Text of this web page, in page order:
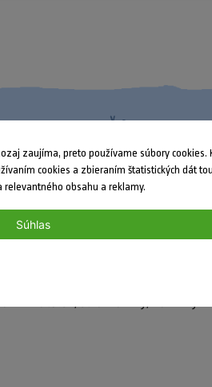
ste odpoveď?
zaujíma, preto používame súbory cookies.
cookies a zbieraním štatistických dát
obsahu a reklamy.
Súhlas